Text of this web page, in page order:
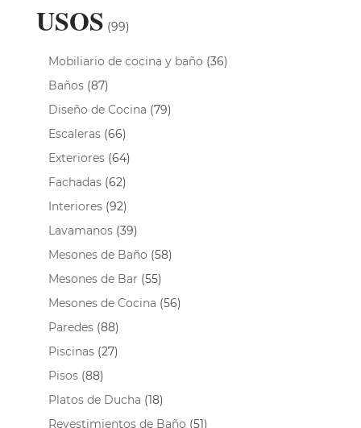
USOS (99)
Mobiliario de cocina y baño (36)
Baños (87)
Diseño de Cocina (79)
Escaleras (66)
Exteriores (64)
Fachadas (62)
Interiores (92)
Lavamanos (39)
Mesones de Baño (58)
Mesones de Bar (55)
Mesones de Cocina (56)
Paredes (88)
Piscinas (27)
Pisos (88)
Platos de Ducha (18)
Revestimientos de Baño (51)